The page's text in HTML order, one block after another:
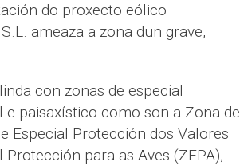
do proxecto eólico
ameaza a zona dun grave,
con zonas de especial
paisaxístico como son a Zona de
Especial Protección dos Valores
para as Aves (ZEPA),